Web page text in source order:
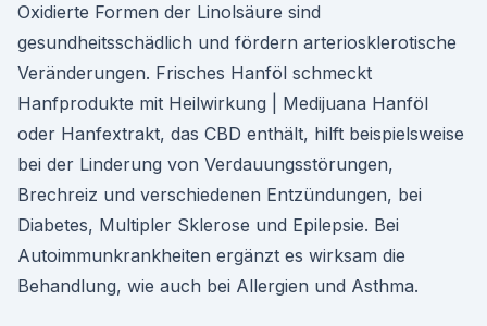
Oxidierte Formen der Linolsäure sind
gesundheitsschädlich und fördern arteriosklerotische
Veränderungen. Frisches Hanföl schmeckt
Hanfprodukte mit Heilwirkung | Medijuana Hanföl
oder Hanfextrakt, das CBD enthält, hilft beispielsweise
bei der Linderung von Verdauungsstörungen,
Brechreiz und verschiedenen Entzündungen, bei
Diabetes, Multipler Sklerose und Epilepsie. Bei
Autoimmunkrankheiten ergänzt es wirksam die
Behandlung, wie auch bei Allergien und Asthma.